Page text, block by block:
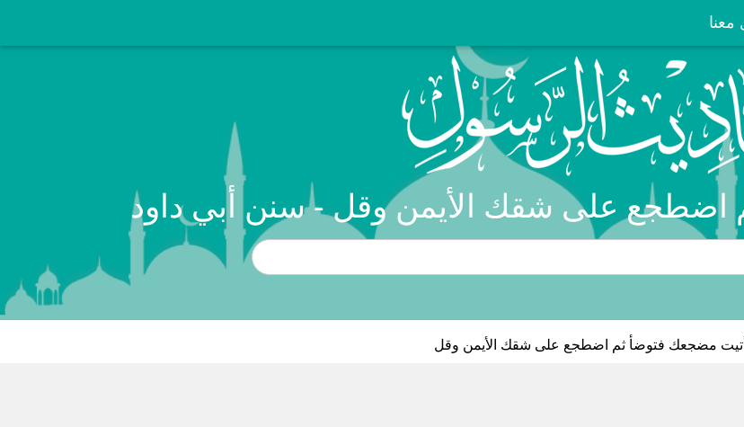
معنا
اضطجع على شقك الأيمن وقل - سنن أبي داود
أتيت مضجعك فتوضأ ثم اضطجع على شقك الأيمن وقل